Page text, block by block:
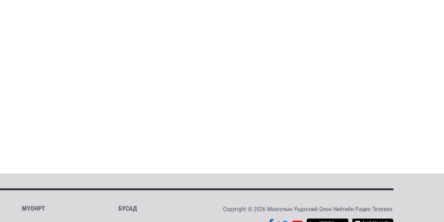
МҮОНРТ БУСАД Copyright © 2026 Монголын Үндэсний Олон Нийтийн Радио Телевиз.